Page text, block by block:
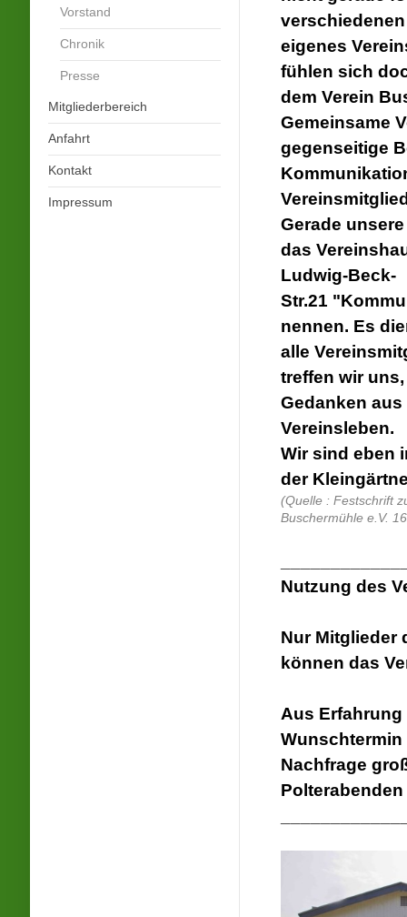
Vorstand
Chronik
Presse
Mitgliederbereich
Anfahrt
Kontakt
Impressum
eigenes
fühlen sich
dem Verein
Gemeinsame
gegenseitige
Gerade
das
Ludwig-Beck-
Str.21
nennen. Es
alle
treffen wir
Gedanken
Vereinsleben.
Wir sind eben
der
(Quelle : Festschrift
Buschermühle e.V.
Nutzung des
Nur Mitglieder
können das
Aus
Nachfrage